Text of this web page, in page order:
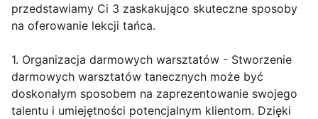
przedstawiamy Ci 3 zaskakująco skuteczne sposoby
na oferowanie lekcji tańca.
1. Organizacja darmowych warsztatów - Stworzenie
darmowych warsztatów tanecznych może być
doskonałym sposobem na zaprezentowanie swojego
talentu i umiejętności potencjalnym klientom. Dzięki